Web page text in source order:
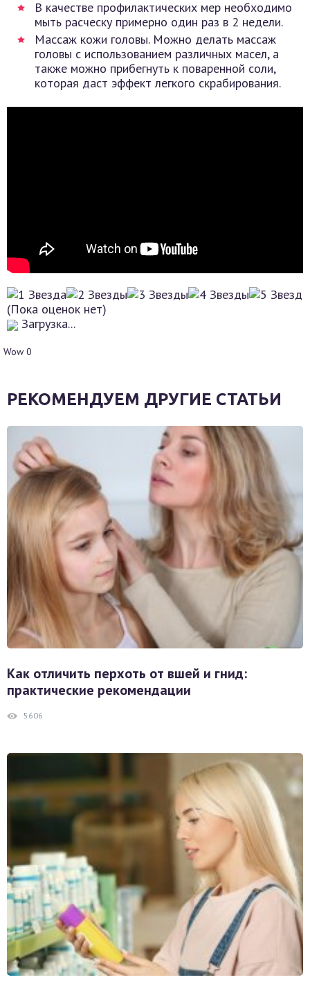
В качестве профилактических мер необходимо
мыть расческу примерно один раз в 2 недели.
Массаж кожи головы. Можно делать массаж
головы с использованием различных масел, а
также можно прибегнуть к поваренной соли,
которая даст эффект легкого скрабирования.
(Пока оценок нет)
Загрузка...
Wow 0
РЕКОМЕНДУЕМ ДРУГИЕ СТАТЬИ
Как отличить перхоть от вшей и гнид:
практические рекомендации
5606